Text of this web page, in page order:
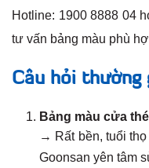
Hotline: 1900 8888 04
tư vấn bảng màu phù
Câu hỏi thường
Bảng màu cửa
→ Rất bền, tuổi
Goonsan yên tâm